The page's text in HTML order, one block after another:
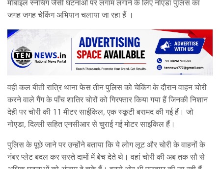
मोबाइल स्नेचिंग जैसी घटनाओं पर लगाम लगाने के लिए नोएडा पुलिस का
जगह जगह चेकिंग अभियान चलाया जा रहा हैं ।
वही कल बीती रात्रि थाना फेस तीन पुलिस को चेकिंग के दौरान वाहन चोरी
करने वाले गैंग के पाँच शातिर चोरों को गिरफ्तार किया गया हैं जिनकी निशान
देही पर चोरी की 11 मीटर साईकिल, एक स्कूटी बरामद की गई हैं। जो
नोएडा, दिल्ली सहित एनसीआर से चुराई गई मोटर साइकिल हैं।
पुलिस के पूछे जाने पर उन्होंने बताया कि ये लोग लूट और चोरी के वाहनों के
नंबर प्लेट बदल कर सस्ते दामों में बेच देते थे। वहां चोरी की अब तक सौ से